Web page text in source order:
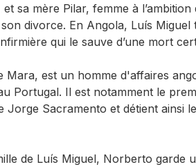
sa mère Pilar, femme à l’ambition
divorce. En Angola, Luís Miguel
qui le sauve d’une mort
est un homme d'affaires
Portugal. Il est notamment le
Sacramento et détient ainsi
de Luís Miguel, Norberto garde